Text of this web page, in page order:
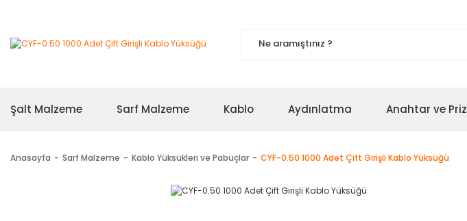
Şalt Malzeme Sarf Malzeme Kablo Aydınlatma Anahtar ve Priz
Anasayfa Sarf Malzeme Kablo Yüksükleri ve Pabuçlar CYF-0.50 1000 Adet Çift Girişli Kablo Yüksüğü